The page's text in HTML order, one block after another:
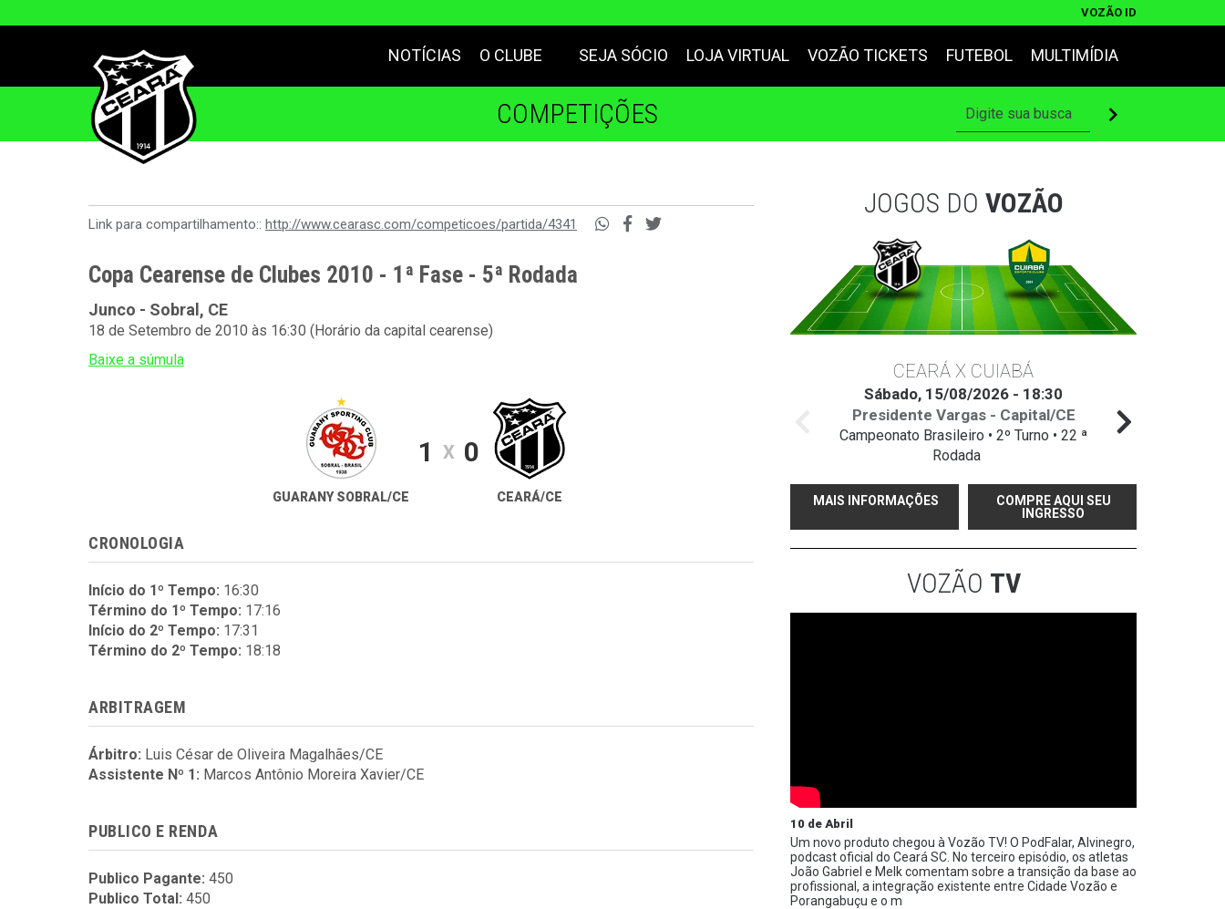
VOZÃO ID
NOTÍCIAS O CLUBE SEJA SÓCIO LOJA VIRTUAL VOZÃO TICKETS FUTEBOL MULTIMÍDIA
COMPETIÇÕES
Link para compartilhamento:: http://www.cearasc.com/competicoes/partida/4341
Copa Cearense de Clubes 2010 - 1ª Fase - 5ª Rodada
Junco - Sobral, CE
18 de Setembro de 2010 às 16:30 (Horário da capital cearense)
Baixe a súmula
GUARANY SOBRAL/CE
1 X 0
CEARÁ/CE
CRONOLOGIA
Início do 1º Tempo: 16:30
Término do 1º Tempo: 17:16
Início do 2º Tempo: 17:31
Término do 2º Tempo: 18:18
ARBITRAGEM
Árbitro: Luis César de Oliveira Magalhães/CE
Assistente Nº 1: Marcos Antônio Moreira Xavier/CE
PUBLICO E RENDA
Publico Pagante: 450
Publico Total: 450
JOGOS DO VOZÃO
CEARÁ X CUIABÁ
Sábado, 15/08/2026 - 18:30
Presidente Vargas - Capital/CE
Campeonato Brasileiro • 2º Turno • 22 ª
Rodada
MAIS INFORMAÇÕES
COMPRE AQUI SEU
INGRESSO
VOZÃO TV
10 de Abril
Um novo produto chegou à Vozão TV! O PodFalar, Alvinegro,
podcast oficial do Ceará SC. No terceiro episódio, os atletas
João Gabriel e Melk comentam sobre a transição da base ao
profissional, a integração existente entre Cidade Vozão e
Porangabuçu e o m